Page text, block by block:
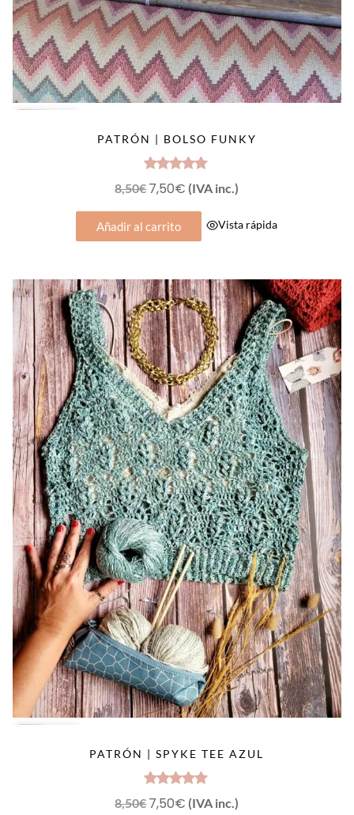
PATRÓN | BOLSO FUNKY
Valorado
con
8,50€El
precio
original
7,50€ El
precio
actual
(IVA inc.)
Añadir al carrito Vista rápida
PATRÓN | SPYKE TEE AZUL
Valorado
con
8,50€El
7,50€ El
(IVA inc.)